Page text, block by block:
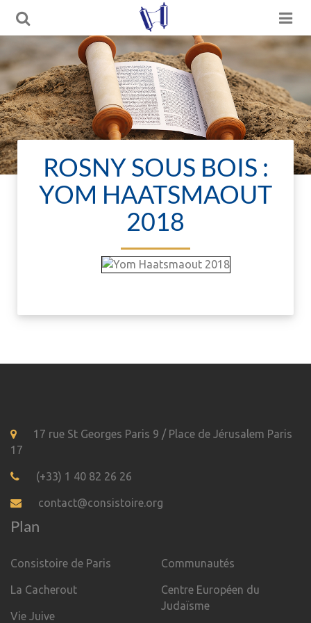
ROSNY SOUS BOIS :
YOM HAATSMAOUT
2018
17 rue St Georges Paris 9 / Place de Jérusalem Paris
17
(+33) 1 40 82 26 26
contact@consistoire.org
Plan
Consistoire de Paris
La Cacherout
Vie Juive
Communautés
Centre Européen du
Judaïsme